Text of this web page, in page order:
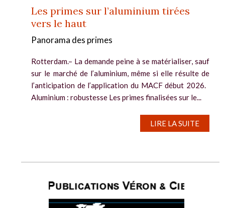
Les primes sur l’aluminium tirées
vers le haut
Panorama des primes
Rotterdam.– La demande peine à se matérialiser, sauf
sur le marché de l’aluminium, même si elle résulte de
l’anticipation de l’application du MACF début 2026.
Aluminium : robustesse Les primes finalisées sur le...
LIRE LA SUITE